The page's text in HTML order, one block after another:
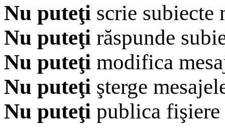
Nu puteţi scrie subiecte
Nu puteţi răspunde
Nu puteţi modifica
Nu puteţi şterge
Nu puteţi publica fişiere